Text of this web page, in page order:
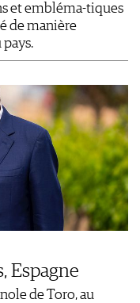
et embléma-tiques
de manière
Espagne
de Toro, au